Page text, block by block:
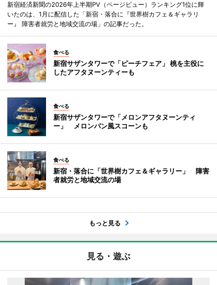
新宿経済新聞の2026年上半期PV（ページビュー）ランキング1位に輝
いたのは、1月に配信した「新宿・落合に『世界樹カフェ＆ギャラリ
ー』 障害者就労と地域交流の場」の記事だった。
食べる
新宿サザンタワーで「ピーチフェア」 桃を主役に
したアフタヌーンティーも
食べる
新宿サザンタワーで「メロンアフタヌーンティ
ー」 メロンパン風スコーンも
食べる
新宿・落合に「世界樹カフェ＆ギャラリー」 障害
者就労と地域交流の場
もっと見る
見る・遊ぶ